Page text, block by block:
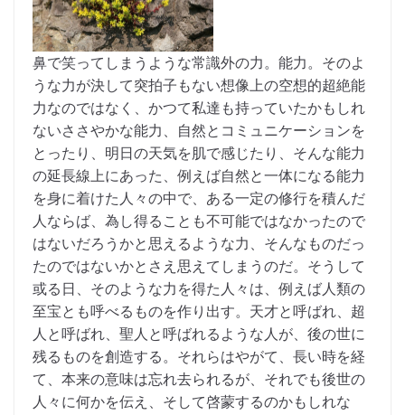
鼻で笑ってしまうような常識外の力。能力。そのよ
うな力が決して突拍子もない想像上の空想的超絶能
力なのではなく、かつて私達も持っていたかもしれ
ないささやかな能力、自然とコミュニケーションを
とったり、明日の天気を肌で感じたり、そんな能力
の延長線上にあった、例えば自然と一体になる能力
を身に着けた人々の中で、ある一定の修行を積んだ
人ならば、為し得ることも不可能ではなかったので
はないだろうかと思えるような力、そんなものだっ
たのではないかとさえ思えてしまうのだ。そうして
或る日、そのような力を得た人々は、例えば人類の
至宝とも呼べるものを作り出す。天才と呼ばれ、超
人と呼ばれ、聖人と呼ばれるような人が、後の世に
残るものを創造する。それらはやがて、長い時を経
て、本来の意味は忘れ去られるが、それでも後世の
人々に何かを伝え、そして啓蒙するのかもしれな